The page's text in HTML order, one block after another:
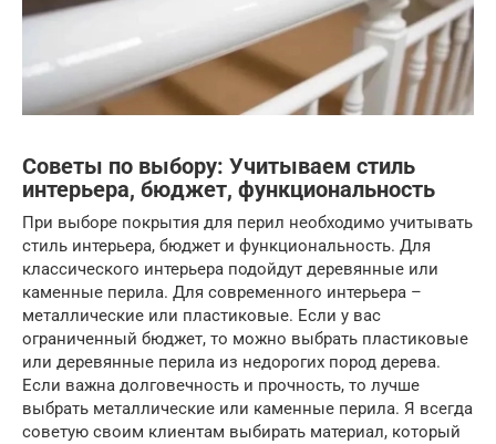
Советы по выбору: Учитываем стиль
интерьера, бюджет, функциональность
При выборе покрытия для перил необходимо учитывать
стиль интерьера, бюджет и функциональность. Для
классического интерьера подойдут деревянные или
каменные перила. Для современного интерьера –
металлические или пластиковые. Если у вас
ограниченный бюджет, то можно выбрать пластиковые
или деревянные перила из недорогих пород дерева.
Если важна долговечность и прочность, то лучше
выбрать металлические или каменные перила. Я всегда
советую своим клиентам выбирать материал, который